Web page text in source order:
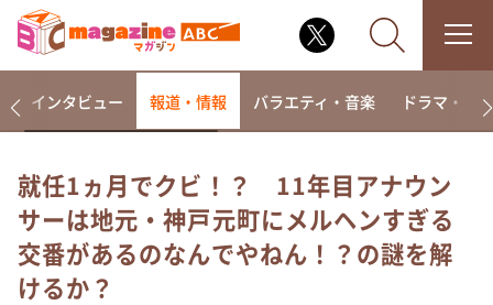
なるみ・岡村の過ぎるTV
相席食堂
これ余談なんですけど・・・
インタビュー 報道・情報 バラエティ・音楽 ドラマ・映画
就任1ヵ月でクビ！？ 11年目アナウン
サーは地元・神戸元町にメルヘンすぎる
交番があるのなんでやねん！？の謎を解
けるか？